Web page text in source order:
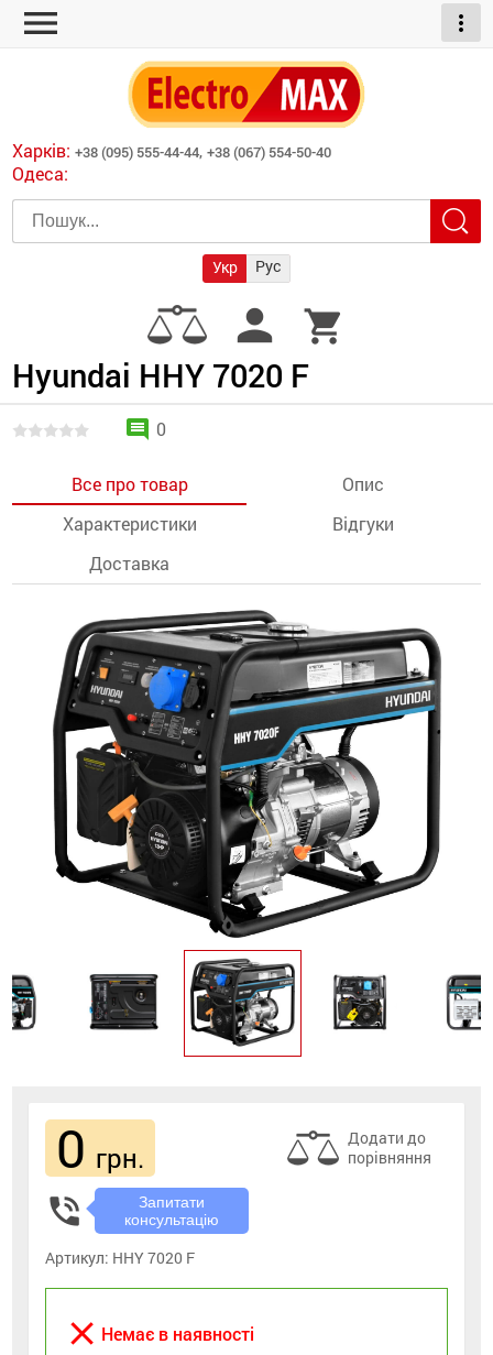
menu more_vert
Харків: +38 (095) 555-44-44, +38 (067) 554-50-40
Одеса:
Укр Рус
person shopping_cart
обігрівачі
машини
для
Hyundai HHY 7020 F
comment 0
Все про товар
Опис
Характеристики
Відгуки
Доставка
0 грн.
Додати до
порівняння
phone_in_talk
Запитати
консультацію
Артикул: HHY 7020 F
close Немає в наявності